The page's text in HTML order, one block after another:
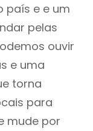
país e e um
pelas
ouvir
e uma
torna
para
mude por